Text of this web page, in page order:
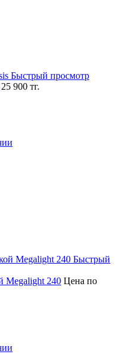
Быстрый просмотр
25 900 тг.
Быстрый
Megalight 240 Цена по